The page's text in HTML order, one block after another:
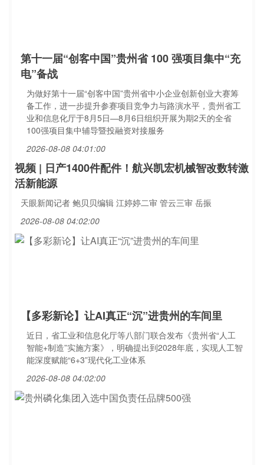
第十一届“创客中国”贵州省 100 强项目集中“充
电”备战
为做好第十一届“创客中国”贵州省中小企业创新创业大赛筹
备工作，进一步提升参赛项目竞争力与路演水平，贵州省工
业和信息化厅于8月5日—8月6日组织开展为期2天的全省
100强项目集中辅导暨投融资对接服务
2026-08-08 04:01:00
视频 | 日产1400件配件！航兴凯宏机械智改数转激
活新能源
天眼新闻记者 鲍贝贝编辑 江婷婷二审 管云三审 岳振
2026-08-08 04:02:00
【多彩新论】让AI真正“沉”进贵州的车间里
近日，省工业和信息化厅等八部门联合发布《贵州省“人工
智能+制造”实施方案》，明确提出到2028年底，实现人工智
能深度赋能“6+3”现代化工业体系
2026-08-08 04:02:00